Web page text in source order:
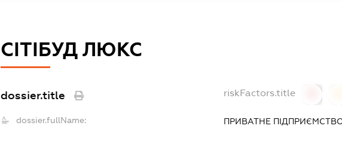
СІТІБУД ЛЮКС
dossier.title riskFactors.title
dossier.fullName: ПРИВАТНЕ